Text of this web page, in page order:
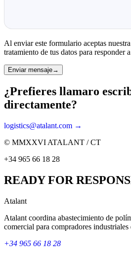
Al enviar este formulario aceptas nuestra
tratamiento de tus datos para responder
Enviar mensaje→
¿Prefieres llamaro
directamente?
logistics@atalant.com →
© MMXXVI ATALANT / CT
+34 965 66 18 28
READY FOR
Atalant
Atalant coordina abastecimiento de
comercial para compradores industriales
+34 965 66 18 28